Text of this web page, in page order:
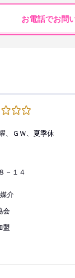
お電話でお問
、ＧＷ、夏季休
－１４
介
会
盟